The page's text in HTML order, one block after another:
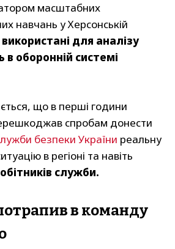
масштабних
навчань у Херсонській
використані для аналізу
в оборонній системі
що в перші години
спробам донести
безпеки України реальну
в регіоні та навіть
служби.
в команду